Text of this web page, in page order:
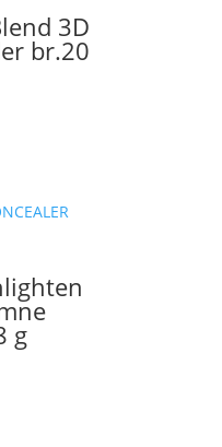
3D
br.20
g